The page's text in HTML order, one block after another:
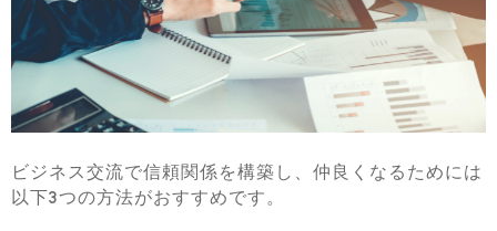
ビジネス交流で信頼関係を構築し、仲良くなるためには
以下3つの方法がおすすめです。